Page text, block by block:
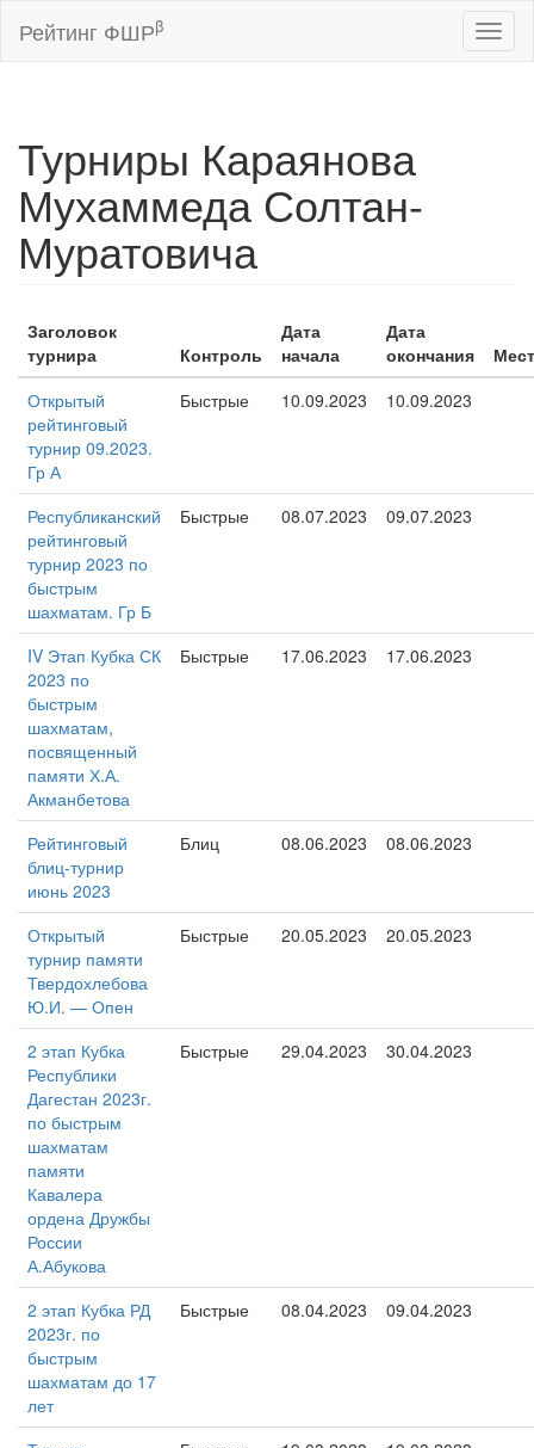
Рейтинг ФШРβ
Турниры Караянова
Мухаммеда Солтан-
Муратовича
Заголовок
турнира
Контроль
Дата
начала
Дата
окончания
Открытый
рейтинговый
турнир 09.2023.
Гр А
Быстрые 10.09.2023 10.09.2023
Республиканский
рейтинговый
турнир 2023 по
быстрым
шахматам. Гр Б
Быстрые 08.07.2023 09.07.2023
IV Этап Кубка СК
2023 по
быстрым
шахматам,
посвященный
памяти Х.А.
Акманбетова
Быстрые 17.06.2023 17.06.2023
Рейтинговый
блиц-турнир
июнь 2023
Блиц 08.06.2023 08.06.2023
Открытый
турнир памяти
Твердохлебова
Ю.И. — Опен
Быстрые 20.05.2023 20.05.2023
2 этап Кубка
Республики
Дагестан 2023г.
по быстрым
шахматам
памяти
Кавалера
ордена Дружбы
России
А.Абукова
Быстрые 29.04.2023 30.04.2023
2 этап Кубка РД
2023г. по
быстрым
шахматам до 17
лет
Быстрые 08.04.2023 09.04.2023